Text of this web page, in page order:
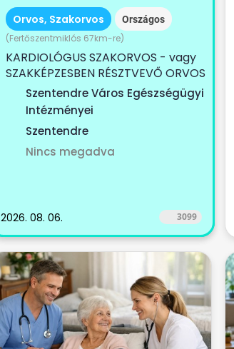
Orvos, Szakorvos Országos
(Fertőszentmiklós 67km-re)
KARDIOLÓGUS SZAKORVOS - vagy
SZAKKÉPZESBEN RÉSZTVEVŐ ORVOS
KOLLÉGÁT KERESÜNK Szeretnél
egy...
Szentendre Város Egészségügyi
Intézményei
Szentendre
Nincs megadva
2026. 08. 06. 3099